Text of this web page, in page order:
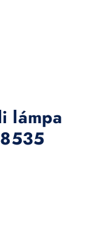
lámpa